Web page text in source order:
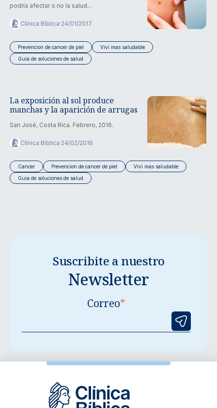
podría afectar o no la salud...
Clínica Bíblica·24/01/2017
Prevencion de cancer de piel
Vivi mas saludable
Guia de soluciones de salud
La exposición al sol produce
manchas y la aparición de arrugas
San José, Costa Rica. Febrero, 2016.
Clínica Bíblica·24/02/2016
Cancer Prevencion de cancer de piel
Vivi mas saludable
Guia de soluciones de salud
Suscribite a nuestro
Newsletter
Correo*